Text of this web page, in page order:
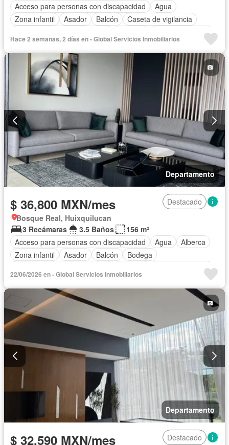
Acceso para personas con discapacidad
Agua
Zona infantil
Asador Balcón
Caseta de vigilancia
Cocina equipada
Cocina integral
Conserje
Cuarto de Limpieza
Cuarto de servicio
Elevador
Estacionamiento
Gas natural Gimnasio
Internet
Jardín
Despacho
Recámara con closet
Sala polivalente
Sauna Seguridad
Televisión por cable
Vista panorámica
Zonas verdes
Permite mascotas
Permite niños
Sin amueblar
Hace 2 semanas, 2 días en - Global Servicios Inmobiliarios
Departamento
$ 36,800 MXN/mes
Destacado
Bosque Real, Huixquilucan
3 Recámaras
3.5 Baños
156 m²
Acceso para personas con discapacidad
Agua
Alberca
Zona infantil
Asador Balcón
Bodega
Cocina equipada
Cocina integral
Conserje
Cuarto de servicio
Electricidad
Elevador
Gimnasio
Internet
Jardín Recámara con closet
Sala polivalente
Televisión por cable
Vista panorámica
Permite mascotas
Permite niños
22/06/2026 en - Global Servicios Inmobiliarios
Departamento
$ 32,590 MXN/mes
Destacado